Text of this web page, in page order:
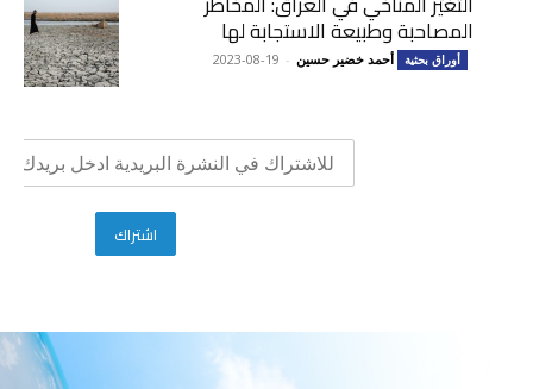
المصاحبة وطبيعة الاستجابة لها
أوراق بحثية أحمد خضير حسين -
2023-08-19